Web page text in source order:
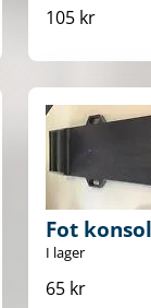
105 kr
Fot
I lager
65 kr